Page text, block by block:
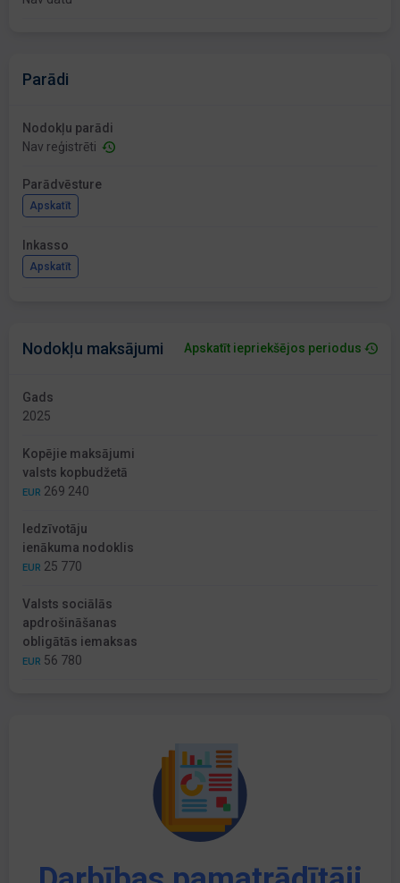
Parādi
Nodokļu parādi
Nav reģistrēti
Parādvēsture
Apskatīt
Inkasso
Apskatīt
Nodokļu maksājumi Apskatīt iepriekšējos periodus
Gads
2025
Kopējie maksājumi
valsts kopbudžetā
EUR 269 240
Iedzīvotāju
ienākuma nodoklis
EUR 25 770
Valsts sociālās
apdrošināšanas
obligātās iemaksas
EUR 56 780